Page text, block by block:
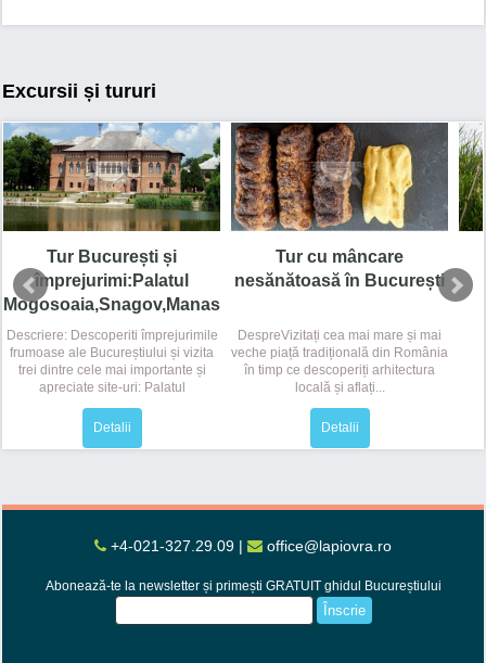
Excursii și tururi
Tur București și
împrejurimi:Palatul
Mogosoaia,Snagov,Manastirea
Caldarusani
Descriere: Descoperiti împrejurimile
frumoase ale Bucureștiului și vizita
trei dintre cele mai importante și
apreciate site-uri: Palatul
Mogoşoaia, un palat...
Detalii
Tur cu mâncare
nesănătoasă în București
DespreVizitați cea mai mare și mai
veche piață tradițională din România
în timp ce descoperiți arhitectura
locală și aflați...
Detalii
+4-021-327.29.09 | office@lapiovra.ro
Abonează-te la newsletter și primești GRATUIT ghidul Bucureștiului
Înscrie